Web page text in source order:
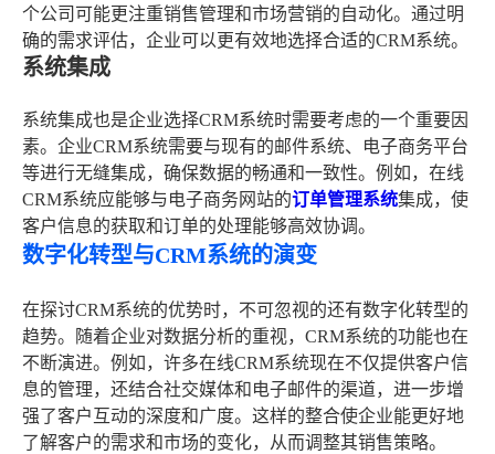
个公司可能更注重销售管理和市场营销的自动化。通过明
确的需求评估，企业可以更有效地选择合适的CRM系统。
系统集成
系统集成也是企业选择CRM系统时需要考虑的一个重要因
素。企业CRM系统需要与现有的邮件系统、电子商务平台
等进行无缝集成，确保数据的畅通和一致性。例如，在线
CRM系统应能够与电子商务网站的订单管理系统集成，使
客户信息的获取和订单的处理能够高效协调。
数字化转型与CRM系统的演变
在探讨CRM系统的优势时，不可忽视的还有数字化转型的
趋势。随着企业对数据分析的重视，CRM系统的功能也在
不断演进。例如，许多在线CRM系统现在不仅提供客户信
息的管理，还结合社交媒体和电子邮件的渠道，进一步增
强了客户互动的深度和广度。这样的整合使企业能更好地
了解客户的需求和市场的变化，从而调整其销售策略。